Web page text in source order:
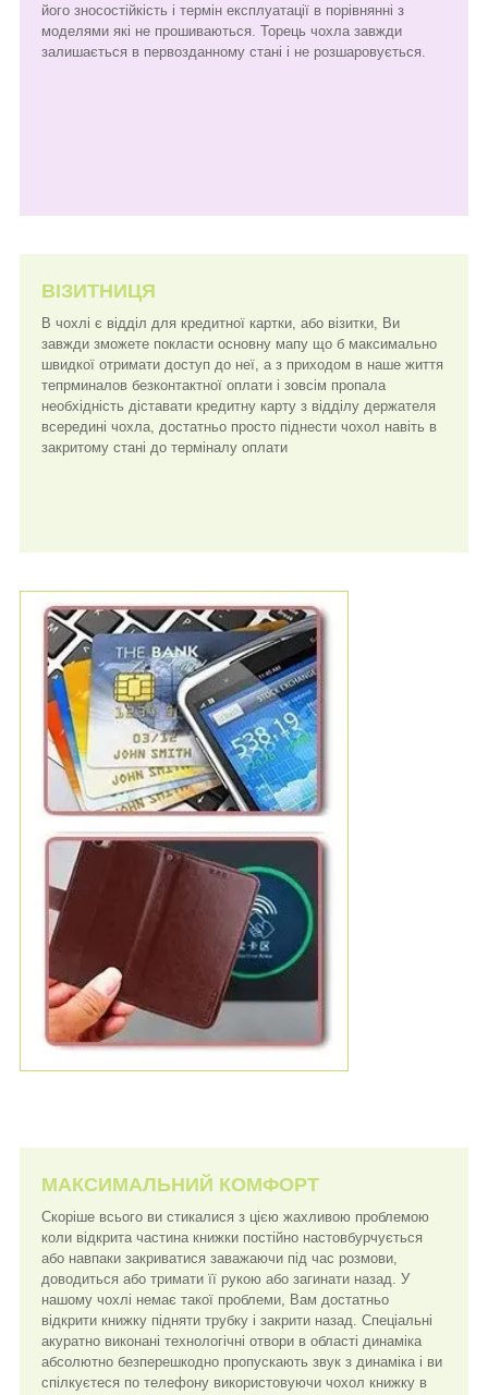
МАКСИМАЛЬНИЙ КОМФОРТ
Скоріше всього ви стикалися з цією жахливою проблемою
коли відкрита частина книжки постійно настовбурчується
або навпаки закриватися заважаючи під час розмови,
доводиться або тримати її рукою або загинати назад. У
нашому чохлі немає такої проблеми, Вам достатньо
відкрити книжку підняти трубку і закрити назад. Спеціальні
акуратно виконані технологічні отвори в області динаміка
абсолютно безперешкодно пропускають звук з динаміка і ви
спілкуєтеся по телефону використовуючи чохол книжку в
його зносостійкість і термін експлуатації в порівнянні з
моделями які не прошиваються. Торець чохла завжди
залишається в первозданному стані і не розшаровується.
ВІЗИТНИЦЯ
В чохлі є відділ для кредитної картки, або візитки, Ви
завжди зможете покласти основну мапу що б максимально
швидкої отримати доступ до неї, а з приходом в наше життя
тепрминалов безконтактної оплати і зовсім пропала
необхідність діставати кредитну карту з відділу держателя
всередині чохла, достатньо просто піднести чохол навіть в
закритому стані до терміналу оплати